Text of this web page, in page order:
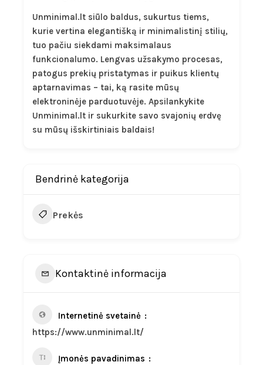
Unminimal.lt siūlo baldus, sukurtus tiems,
kurie vertina elegantišką ir minimalistinį stilių,
tuo pačiu siekdami maksimalaus
funkcionalumo. Lengvas užsakymo procesas,
patogus prekių pristatymas ir puikus klientų
aptarnavimas – tai, ką rasite mūsų
elektroninėje parduotuvėje. Apsilankykite
Unminimal.lt ir sukurkite savo svajonių erdvę
su mūsų išskirtiniais baldais!
Bendrinė kategorija
Prekės
Kontaktinė informacija
Internetinė svetainė
https://www.unminimal.lt/
Įmonės pavadinimas